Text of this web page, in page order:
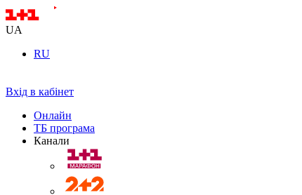
UA
RU
Вхід в кабінет
Онлайн
ТБ програма
Канали